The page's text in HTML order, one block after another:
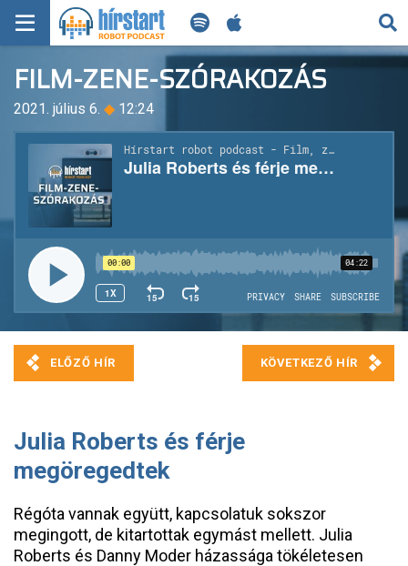
KERESÉS
KEZDŐLAP
FRISS HÍREK
TECH HÍREK
FILM-ZENE-SZÓRAKOZÁS
PLAYLIST
MI AZ A ROBOT PODCAST?
FILM-ZENE-SZÓRAKOZÁS
2021. július 6. ◆ 12:24
Julia Roberts és férje
megöregedtek
Régóta vannak együtt, kapcsolatuk sokszor
megingott, de kitartottak egymást mellett. Julia
Roberts és Danny Moder házassága tökéletesen